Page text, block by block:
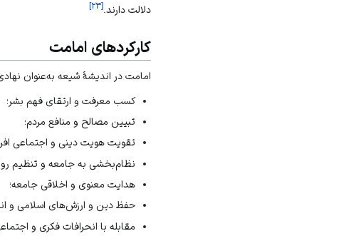
دلالت دارند.[۲۳]
کارکردهای امامت
امامت در اندیشهٔ شیعه به‌عنوان
کسب معرفت و ارتقای فهم بشر؛
تبیین مصالح و منافع مردم؛
تقویت هویت دینی و اجتماعی
نظام‌بخشی به جامعه و تنظیم
هدایت معنوی و اخلاقی جامعه؛
حفظ دین و ارزش‌های اسلامی و
مقابله با انحرافات فکری و